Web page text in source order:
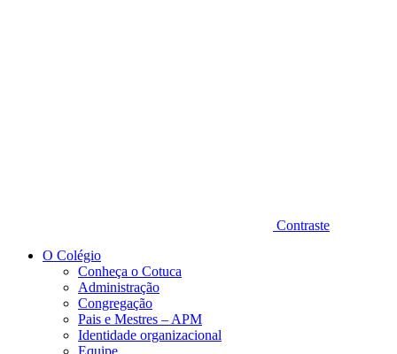
Contraste
O Colégio
Conheça o Cotuca
Administração
Congregação
Pais e Mestres – APM
Identidade organizacional
Equipe